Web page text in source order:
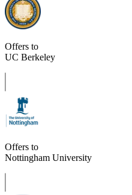
Offers to
UC Berkeley
Offers to
Nottingham University